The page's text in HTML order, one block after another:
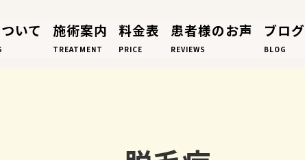
いて 施術案内
TREATMENT
料金表
PRICE
患者様のお声
REVIEWS
ブログ
BLOG